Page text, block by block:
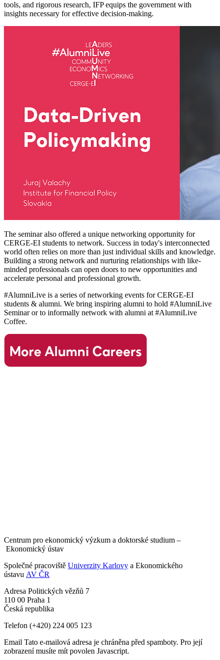
tools, and rigorous research, IFP equips the government with
insights necessary for effective decision-making.
The seminar also offered a unique networking opportunity for
CERGE-EI students to network. Success in today's interconnected
world often relies on more than just individual skills and knowledge.
Building a strong network and nurturing relationships with like-
minded professionals can open doors to new opportunities and
accelerate personal and professional growth.
#AlumniLive is a series of networking events for CERGE-EI
students & alumni. We bring inspiring alumni to hold #AlumniLive
Seminar or to informally network with alumni at #AlumniLive
Coffee.
Centrum pro ekonomický výzkum a doktorské studium –
Ekonomický ústav
Společné pracoviště Univerzity Karlovy a Ekonomického
ústavu AV ČR
Adresa Politických vězňů 7
110 00 Praha 1
Česká republika
Telefon (+420) 224 005 123
Email Tato e-mailová adresa je chráněna před spamboty. Pro její
zobrazení musíte mít povolen Javascript.